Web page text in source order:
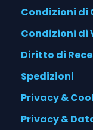
Condizioni di
Condizioni di
Diritto di
Spedizioni
Privacy &
Privacy &